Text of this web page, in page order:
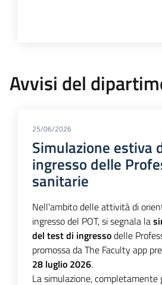
Avvisi del
25/06/2026
Simulazione estiva
ingresso delle
sanitarie
Nell'ambito delle attività di
ingresso del POT, si segnala la
del test di ingressodelle
promossa da The Faculty app
28 luglio 2026.
La simulazione, completamente